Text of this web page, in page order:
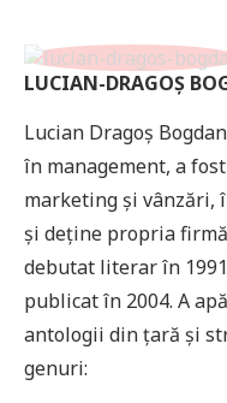
LUCIAN-DRAGOȘ
Lucian Dragoș
în management, a
marketing și
și deține propria
debutat literar în
publicat în 2004. A
antologii din țară și
genuri: